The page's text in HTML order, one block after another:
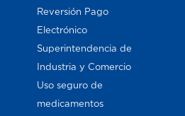
Reversión Pago
Electrónico
Superintendencia de
Industria y Comercio
Uso seguro de
medicamentos